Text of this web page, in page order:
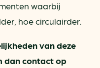
waarbij
hoe circulairder.
van deze
dan contact op